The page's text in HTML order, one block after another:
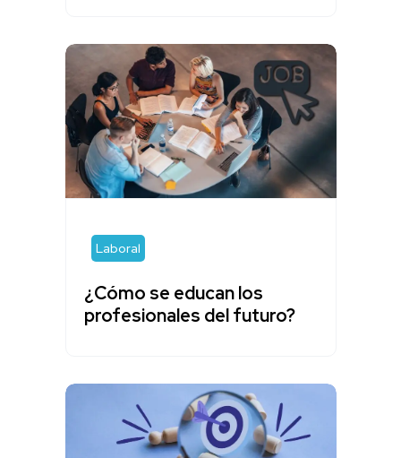
Laboral
¿Cómo se educan los
profesionales del futuro?